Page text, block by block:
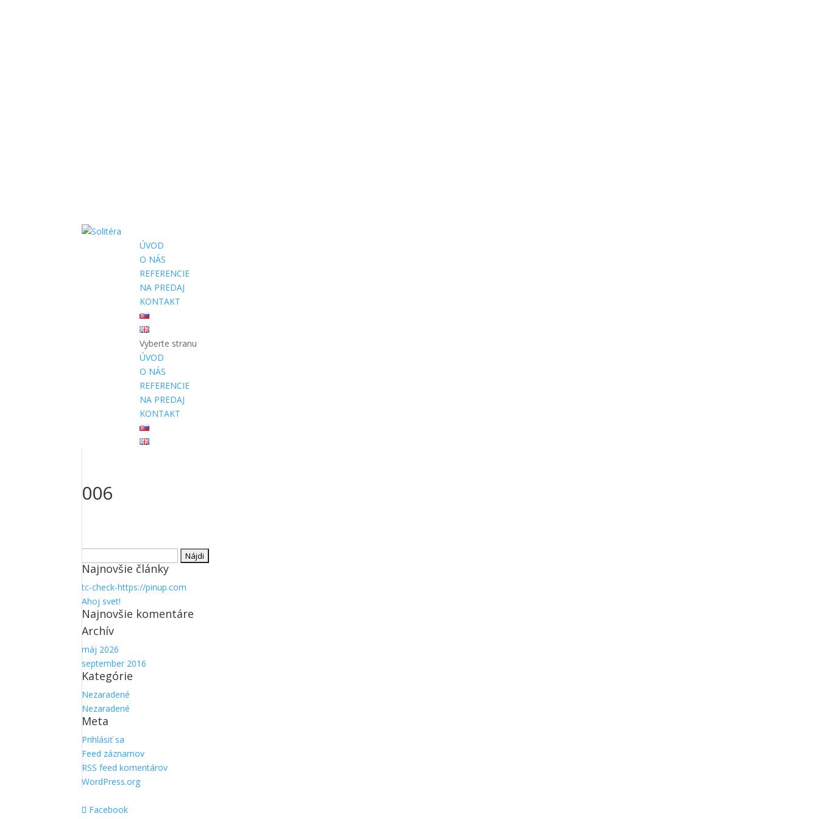
ÚVOD
O NÁS
REFERENCIE
NA PREDAJ
KONTAKT
Vyberte stranu
ÚVOD
O NÁS
REFERENCIE
NA PREDAJ
KONTAKT
006
Najnovšie články
tc-check-https://pinup.com
Ahoj svet!
Najnovšie komentáre
Archív
máj 2026
september 2016
Kategórie
Nezaradené
Nezaradené
Meta
Prihlásiť sa
Feed záznamov
RSS feed komentárov
WordPress.org
Facebook